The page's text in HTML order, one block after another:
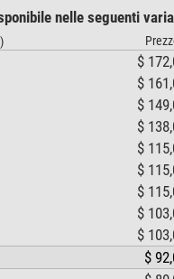
nelle seguenti
$
$
$
$
$
$
$
$
$
$